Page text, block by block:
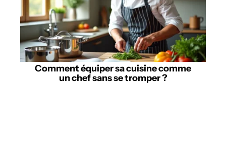
Comment équiper sa cuisine comme
un chef sans se tromper ?